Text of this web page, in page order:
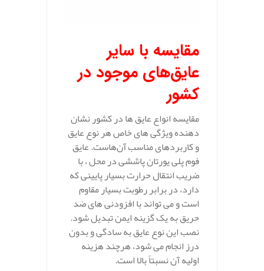
مقایسه با سایر
عایق‌های موجود در
کشور
مقایسه انواع عایق‌ ها در کشور نشان‌
دهنده ویژگی‌ های خاص هر نوع عایق
و کاربردهای مناسب آن‌هاست. عایق
فوم پلی یورتان پاششی در محل ، با
ضریب انتقال حرارت بسیار پایینی که
دارد، در برابر رطوبت بسیار مقاوم
است و می‌ تواند با افزودنی‌ های ضد
حریق به یک گزینه ایمن تبدیل شود.
نصب این نوع عایق به سادگی و بدون
درز انجام می‌ شود، هرچند هزینه
اولیه آن نسبتاً بالا است.